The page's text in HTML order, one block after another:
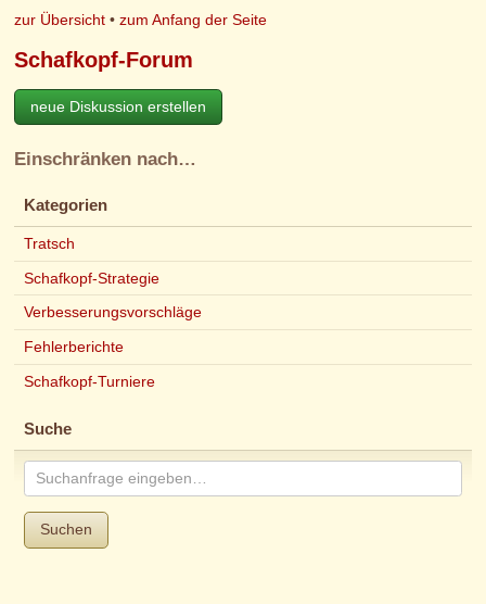
zur Übersicht •zum Anfang der Seite
Schafkopf-Forum
neue Diskussion erstellen
Einschränken nach…
Kategorien
Tratsch
Schafkopf-Strategie
Verbesserungsvorschläge
Fehlerberichte
Schafkopf-Turniere
Suche
Suchen